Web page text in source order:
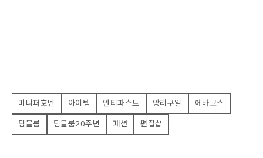
미니퍼호넨 아이템 안티파스트 앙리쿠일
에바고스
팀블룸
팀블룸20주년 패션 편집샵